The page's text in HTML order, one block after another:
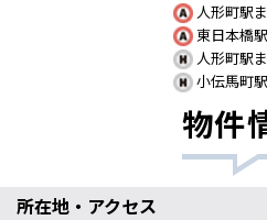
人形町駅
東日本橋
人形町駅
小伝馬町
物件
所在地・アクセス